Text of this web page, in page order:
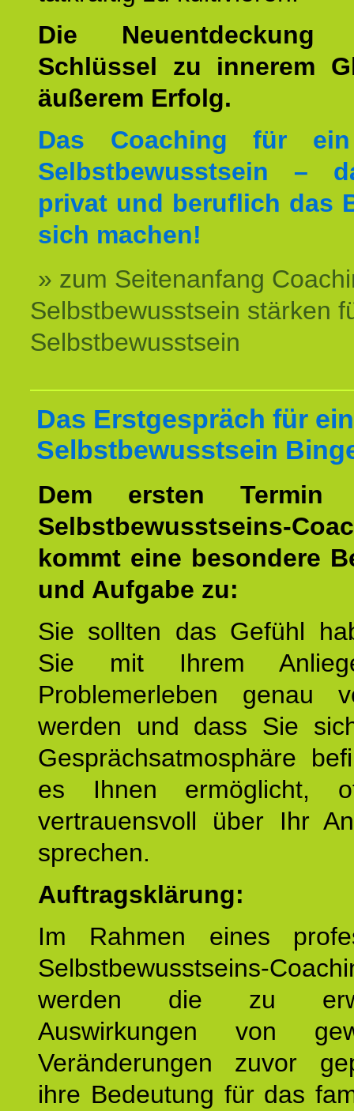
Die
Schlüssel zu innerem
äußerem Erfolg.
Das Coaching für
Selbstbewusstsein –
privat und beruflich das
sich machen!
» zum Seitenanfang
Selbstbewusstsein stärken
Selbstbewusstsein
Das Erstgespräch für
Selbstbewusstsein
Dem ersten
Selbstbewusstseins-
kommt eine besondere
und Aufgabe zu:
Sie sollten das Gefühl
Sie mit Ihrem
Problemerleben genau
werden und dass Sie
Gesprächsatmosphäre
es Ihnen ermöglicht,
vertrauensvoll über Ihr
sprechen.
Auftragsklärung:
Im Rahmen eines
Selbstbewusstseins-
werden die zu
Auswirkungen von
Veränderungen zuvor
ihre Bedeutung für das